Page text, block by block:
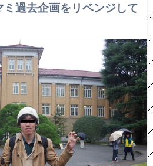
過去企画をリベンジして